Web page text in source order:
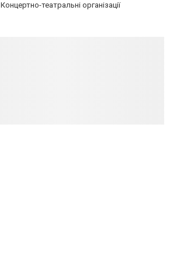
Концертно-театральні організації